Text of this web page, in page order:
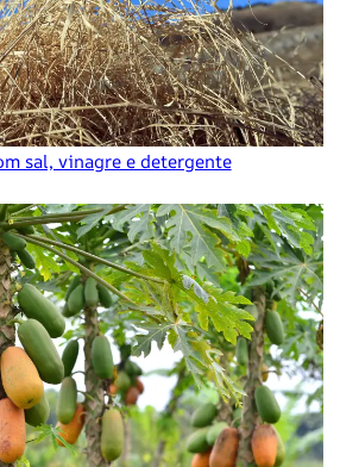
sal, vinagre e detergente